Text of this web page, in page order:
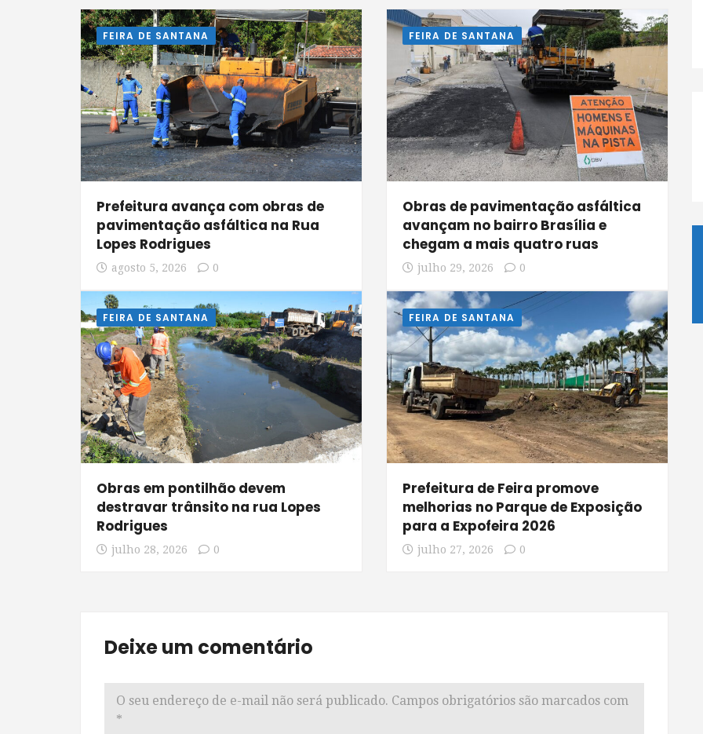
FEIRA DE SANTANA
Prefeitura avança com obras de
pavimentação asfáltica na Rua
Lopes Rodrigues
agosto 5, 2026 0
FEIRA DE SANTANA
Obras de pavimentação asfáltica
avançam no bairro Brasília e
chegam a mais quatro ruas
julho 29, 2026 0
FEIRA DE SANTANA
Obras em pontilhão devem
destravar trânsito na rua Lopes
Rodrigues
julho 28, 2026 0
FEIRA DE SANTANA
Prefeitura de Feira promove
melhorias no Parque de Exposição
para a Expofeira 2026
julho 27, 2026 0
Deixe um comentário
O seu endereço de e-mail não será publicado. Campos obrigatórios são marcados com
*